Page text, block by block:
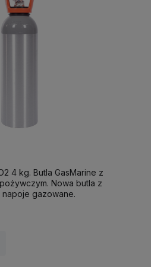
4 kg. Butla GasMarine z
Nowa butla z
napoje gazowane.